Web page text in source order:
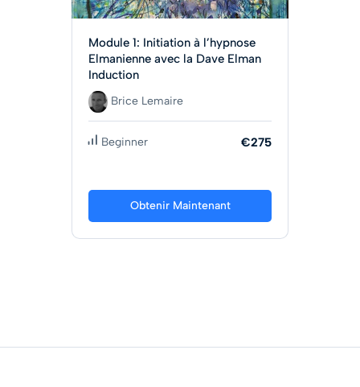
Module 1: Initiation à l’hypnose
Elmanienne avec la Dave Elman
Induction
Brice Lemaire
Beginner €275
Obtenir Maintenant